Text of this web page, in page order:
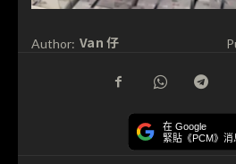
Author: Van 仔
在 Google
緊貼《PCM》消